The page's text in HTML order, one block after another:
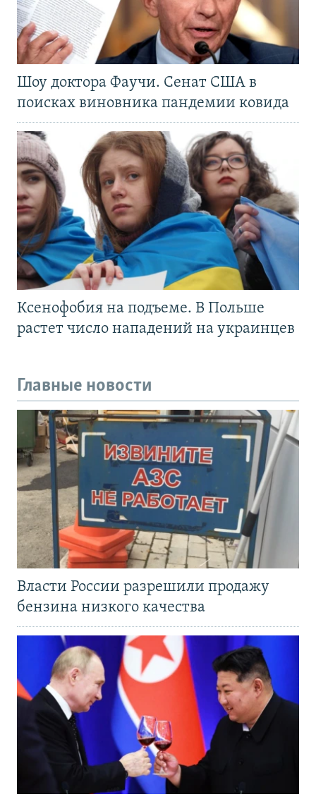
Шоу доктора Фаучи. Сенат США в
поисках виновника пандемии ковида
Ксенофобия на подъеме. В Польше
растет число нападений на украинцев
Главные новости
Власти России разрешили продажу
бензина низкого качества